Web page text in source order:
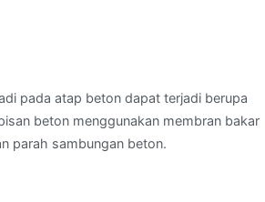
pada atap beton dapat terjadi berupa
beton menggunakan membran bakar
parah sambungan beton.